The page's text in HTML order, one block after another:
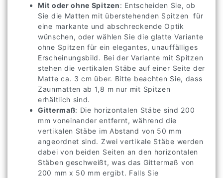
Mit oder ohne Spitzen: Entscheiden Sie, ob
Sie die Matten mit überstehenden Spitzen für
eine markante und abschreckende Optik
wünschen, oder wählen Sie die glatte Variante
ohne Spitzen für ein elegantes, unauffälliges
Erscheinungsbild. Bei der Variante mit Spitzen
stehen die vertikalen Stäbe auf einer Seite der
Matte ca. 3 cm über. Bitte beachten Sie, dass
Zaunmatten ab 1,8 m nur mit Spitzen
erhältlich sind.
Gittermaß: Die horizontalen Stäbe sind 200
mm voneinander entfernt, während die
vertikalen Stäbe im Abstand von 50 mm
angeordnet sind. Zwei vertikale Stäbe werden
dabei von beiden Seiten an den horizontalen
Stäben geschweißt, was das Gittermaß von
200 mm x 50 mm ergibt. Falls Sie